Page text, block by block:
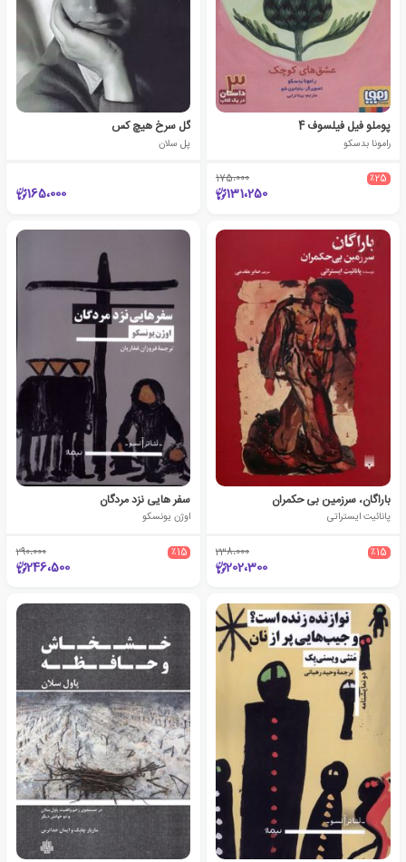
پوملو فیل فیلسوف 4
رامونا بدسکو
٪25 175،000
131،250
گل سرخ هیچ‌ کس
پل سلان
165،000
باراگان، سرزمین بی حکمران
پانائیت ایستراتی
٪15 238،000
202،300
سفر هایی نزد مردگان
اوژن یونسکو
٪15 290،000
246،500